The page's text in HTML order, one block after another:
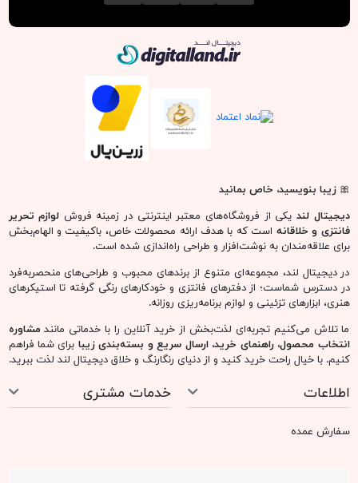
🎀زیبا بنویسید، خاص بمانید
دیجیتال لند یکی از فروشگاه‌های معتبر اینترنتی در زمینه فروش لوازم تحریر
فانتزی و خلاقانه است که با هدف ارائه محصولات خاص، باکیفیت و الهام‌بخش
برای علاقه‌مندان به نوشت‌افزار و طراحی راه‌اندازی شده است.
در دیجیتال لند، مجموعه‌ای متنوع از برندهای محبوب و طراحی‌های منحصربه‌فرد
در دسترس شماست؛ از دفترهای فانتزی و خودکارهای رنگی گرفته تا استیکرهای
هنری، ابزارهای تزئینی و لوازم برنامه‌ریزی روزانه.
ما تلاش می‌کنیم تجربه‌ای لذت‌بخش از خرید آنلاین را با خدماتی مانندمشاوره
انتخاب محصول، راهنمای خرید، ارسال سریع و بسته‌بندی زیبا برای شما فراهم
کنیم. با خیال راحت خرید کنید و از دنیای رنگارنگ و خلاق دیجیتال لند لذت ببرید.
اطلاعات خدمات مشتری
سفارش عمده